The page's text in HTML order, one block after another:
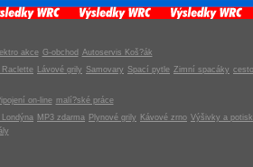
akce G-obchod Autoservis Koš?ák
Raclette Lávové grily Samovary Spací pytle Zimní spacáky
on-line malí?ské práce
MP3 zdarma Plynové grily Kávové zrno Výšivky a potisk